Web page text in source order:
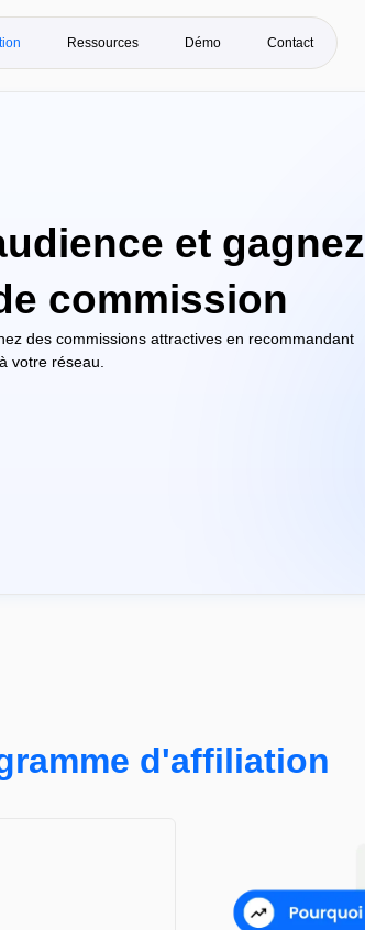
Ressources Démo Contact
et gagnez
commission
des commissions attractives en recommandant
votre réseau.
d'affiliation